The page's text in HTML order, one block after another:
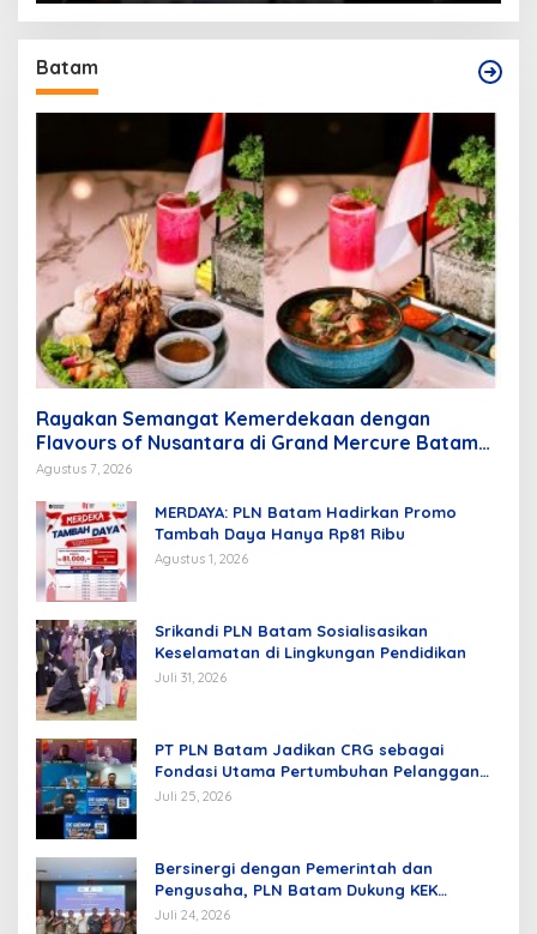
Batam
Rayakan Semangat Kemerdekaan dengan
Flavours of Nusantara di Grand Mercure Batam
Centre
Agustus 7, 2026
MERDAYA: PLN Batam Hadirkan Promo
Tambah Daya Hanya Rp81 Ribu
Agustus 1, 2026
Srikandi PLN Batam Sosialisasikan
Keselamatan di Lingkungan Pendidikan
Juli 31, 2026
PT PLN Batam Jadikan CRG sebagai
Fondasi Utama Pertumbuhan Pelanggan
dan Pembangunan Infrastruktur
Juli 25, 2026
Bersinergi dengan Pemerintah dan
Pengusaha, PLN Batam Dukung KEK
Tanjung Sauh sebagai Hub Energi Baru
Juli 24, 2026